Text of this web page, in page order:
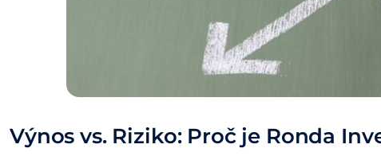
Výnos vs. Riziko: Proč je Ronda